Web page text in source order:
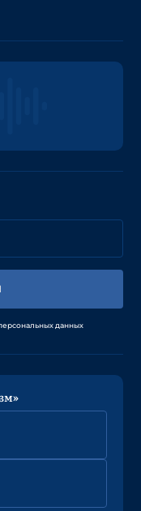
данных